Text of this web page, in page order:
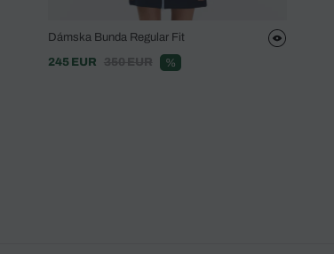
Dámska Bunda Regular Fit
245 EUR
350 EUR %